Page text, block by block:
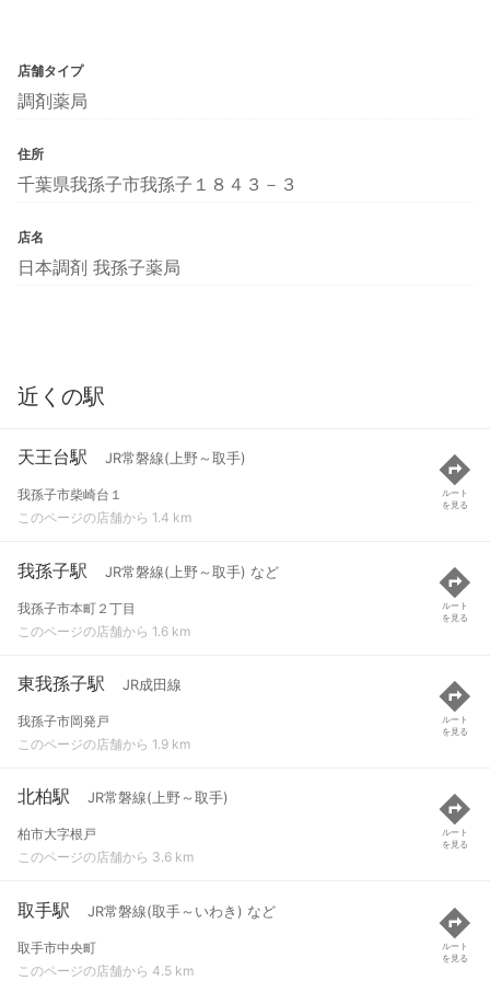
店舗タイプ
調剤薬局
住所
千葉県我孫子市我孫子１８４３－３
店名
日本調剤 我孫子薬局
近くの駅
天王台駅 JR常磐線(上野～取手)
我孫子市柴崎台１
このページの店舗から 1.4 km
ルート
を見る
我孫子駅 JR常磐線(上野～取手) など
我孫子市本町２丁目
このページの店舗から 1.6 km
ルート
を見る
東我孫子駅 JR成田線
我孫子市岡発戸
このページの店舗から 1.9 km
ルート
を見る
北柏駅 JR常磐線(上野～取手)
柏市大字根戸
このページの店舗から 3.6 km
ルート
を見る
取手駅 JR常磐線(取手～いわき) など
取手市中央町
このページの店舗から 4.5 km
ルート
を見る